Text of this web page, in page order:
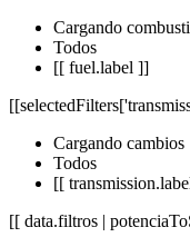
Cargando
Todos
[[ fuel.label ]]
Cargando cambios
Todos
[[
[[ data.filtros |